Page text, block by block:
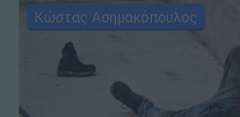
Κώστας Ασημακόπουλος